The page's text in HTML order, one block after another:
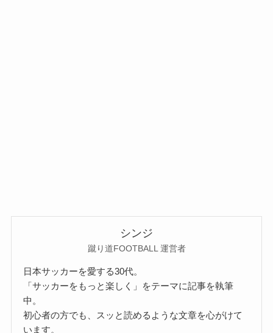
シンジ
蹴り道FOOTBALL 運営者
日本サッカーを愛する30代。
「サッカーをもっと楽しく」をテーマに記事を執筆
中。
初心者の方でも、スッと読めるような文章を心がけて
います。